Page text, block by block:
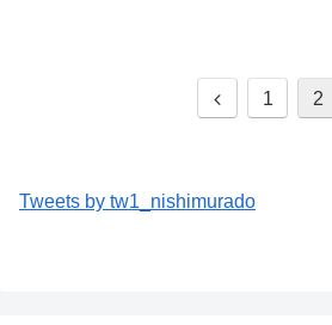
前
1 2
Tweets by tw1_nishimurado